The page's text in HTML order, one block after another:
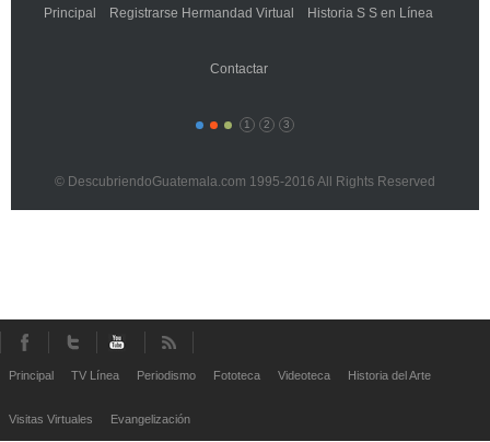
Principal Registrarse Hermandad Virtual Historia S S en Línea
Contactar
1 2 3
© DescubriendoGuatemala.com 1995-2016 All Rights Reserved
Principal TV Línea Periodismo Fototeca Videoteca Historia del Arte
Visitas Virtuales Evangelización